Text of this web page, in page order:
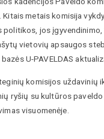
Kitais metais komisija
politikos, jos
vietovių apsaugos
U-PAVELDAS
komisijos uždavinių
ryšių su kultūros
visuomenėje.